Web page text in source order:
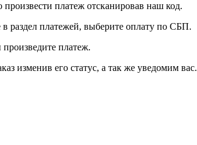
платеж отсканировав наш код.
раздел платежей, выберите оплату по СБП.
платеж.
изменив его статус, а так же уведомим вас.